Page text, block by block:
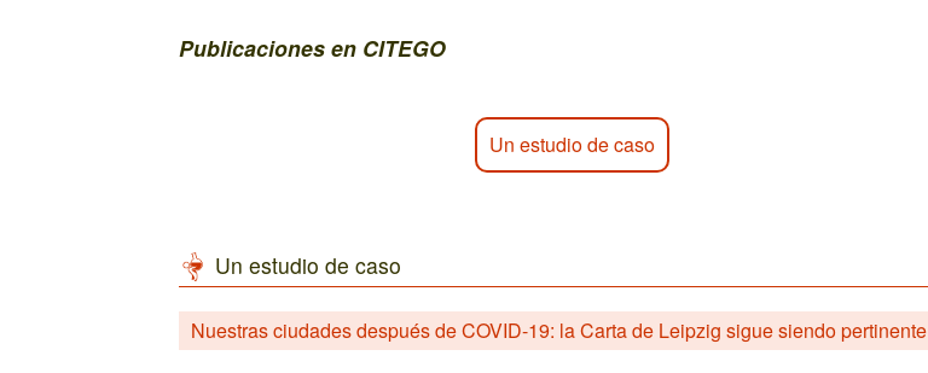
Publicaciones en CITEGO
Un estudio de caso
Un estudio de caso
Nuestras ciudades después de COVID-19: la Carta de Leipzig sigue siendo pertinente